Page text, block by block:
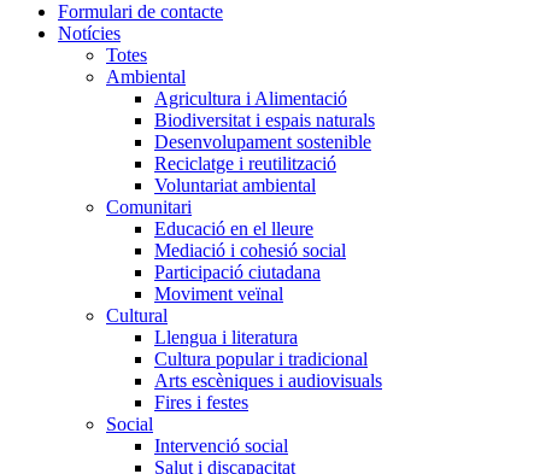
Navegació
principal
Formulari de contacte
Notícies
Totes
Ambiental
Agricultura i Alimentació
Biodiversitat i espais naturals
Desenvolupament sostenible
Reciclatge i reutilització
Voluntariat ambiental
Comunitari
Educació en el lleure
Mediació i cohesió social
Participació ciutadana
Moviment veïnal
Cultural
Llengua i literatura
Cultura popular i tradicional
Arts escèniques i audiovisuals
Fires i festes
Social
Intervenció social
Salut i discapacitat